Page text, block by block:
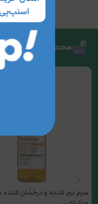
محصولات مرتبط
سرم نرم کننده و درخشان کننده